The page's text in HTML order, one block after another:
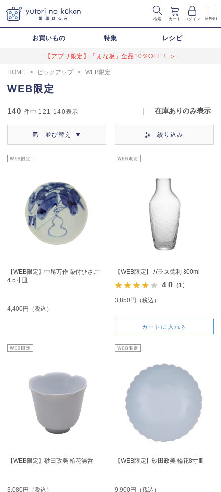
検索 カート ログイン MENU
お買いもの 特集 レシピ
【アプリ限定】「まな板」全品10％OFF！ ＞
HOME > ピックアップ > WEB限定
WEB限定
140 件中 121-140表示 在庫ありのみ表示
並び替え 絞り込み
【WEB限定】中尾万作 染付ひさご
4.5寸皿
4,400円（税込）
【WEB限定】ガラス徳利 300ml
4.0（1）
3,850円（税込）
カートに入れる
【WEB限定】砂田政美 輪花湯呑
3,080円（税込）
【WEB限定】砂田政美 輪花8寸皿
9,900円（税込）